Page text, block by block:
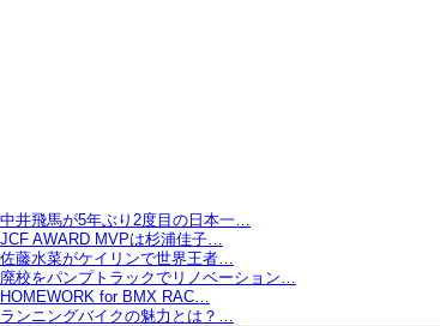
中井飛馬が5年ぶり2度目の日本一…
JCF AWARD MVPは杉浦佳子…
佐藤水菜がケイリンで世界王者…
廃校をパンプトラックでリノベーション…
HOMEWORK for BMX RAC…
ランニングバイクの魅力とは？…